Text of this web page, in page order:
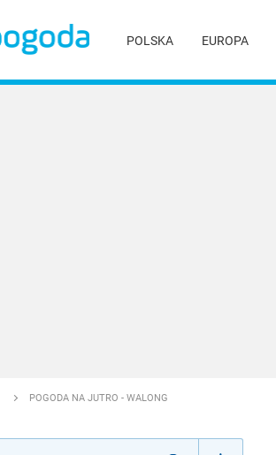
POLSKA EUROPA
POGODA NA JUTRO - WALONG